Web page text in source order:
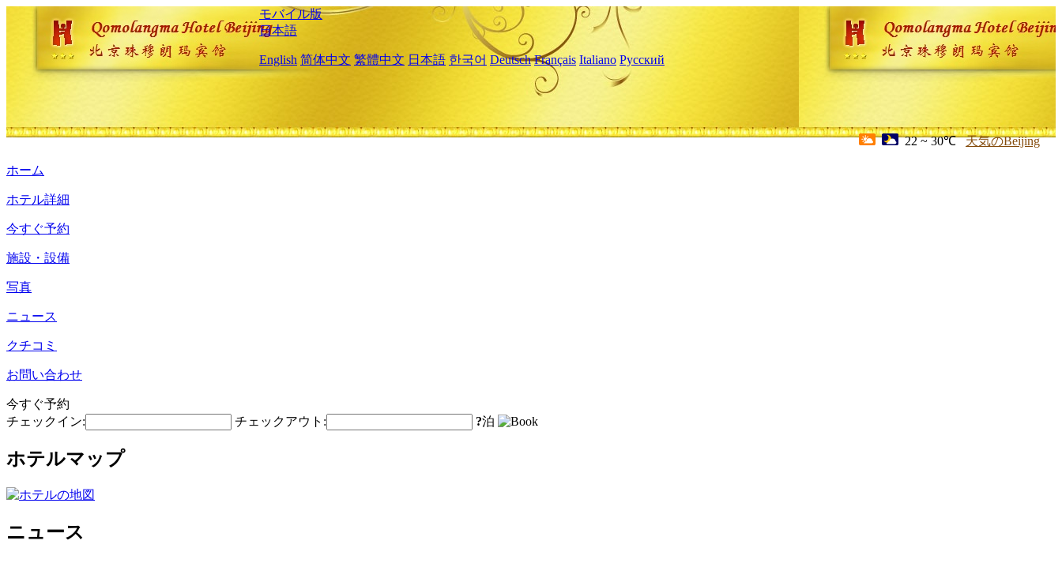
モバイル版
日本語
English 简体中文 繁體中文 日本語 한국어 Deutsch Français Italiano Русский
22 ~ 30℃ 天気のBeijing
ホーム
ホテル詳細
今すぐ予約
施設・設備
写真
ニュース
クチコミ
お問い合わせ
今すぐ予約
チェックイン:
チェックアウト: ?泊
ホテルマップ
ニュース